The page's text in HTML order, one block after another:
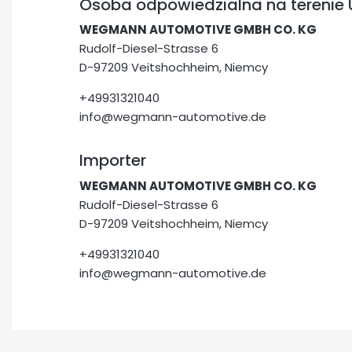
Osoba odpowiedzialna na terenie
WEGMANN AUTOMOTIVE GMBH CO. KG
Rudolf-Diesel-Strasse 6
D-97209 Veitshochheim, Niemcy
+49931321040
info@wegmann-automotive.de
Importer
WEGMANN AUTOMOTIVE GMBH CO. KG
Rudolf-Diesel-Strasse 6
D-97209 Veitshochheim, Niemcy
+49931321040
info@wegmann-automotive.de